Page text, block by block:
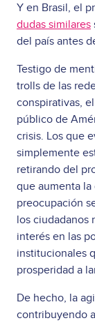
Y en Brasil, el
dudas similares
del país antes
Testigo de
trolls de las
conspirativas,
público de
crisis. Los que
simplemente
retirando del
que aumenta
preocupación
los ciudadanos
interés en las
institucionales
prosperidad a
De hecho, la
contribuyendo